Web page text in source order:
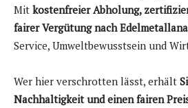
Mit kostenfreier Abholung,
fairer Vergütung nach
Service, Umweltbewusstsein und
Wer hier verschrotten lässt, erhält
Nachhaltigkeit und einen fairen